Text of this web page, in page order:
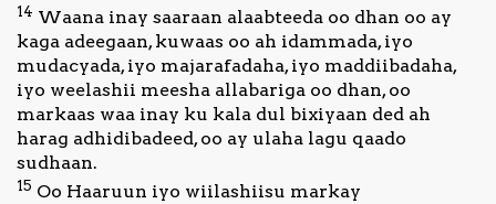
14 Waana inay saaraan alaabteeda oo dhan oo ay
kaga adeegaan, kuwaas oo ah idammada, iyo
mudacyada, iyo majarafadaha, iyo maddiibadaha,
iyo weelashii meesha allabariga oo dhan, oo
markaas waa inay ku kala dul bixiyaan ded ah
harag adhidibadeed, oo ay ulaha lagu qaado
sudhaan.
15 Oo Haaruun iyo wiilashiisu markay